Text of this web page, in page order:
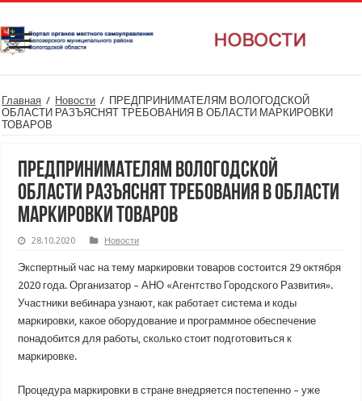
Главная / Новости / ПРЕДПРИНИМАТЕЛЯМ ВОЛОГОДСКОЙ
ОБЛАСТИ РАЗЪЯСНЯТ ТРЕБОВАНИЯ В ОБЛАСТИ МАРКИРОВКИ
ТОВАРОВ
ПРЕДПРИНИМАТЕЛЯМ ВОЛОГОДСКОЙ
ОБЛАСТИ РАЗЪЯСНЯТ ТРЕБОВАНИЯ В ОБЛАСТИ
МАРКИРОВКИ ТОВАРОВ
28.10.2020 Новости
Экспертный час на тему маркировки товаров состоится 29 октября
2020 года. Организатор – АНО «Агентство Городского Развития».
Участники вебинара узнают, как работает система и коды
маркировки, какое оборудование и программное обеспечение
понадобится для работы, сколько стоит подготовиться к
маркировке.
Процедура маркировки в стране внедряется постепенно – уже